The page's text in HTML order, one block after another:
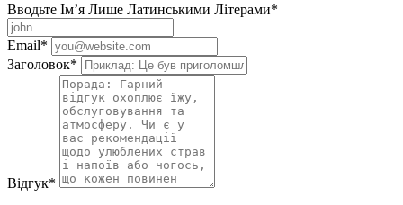
Вводьте Ім’я Лише Латинськими Літерами*
Email*
Заголовок*
Відгук*